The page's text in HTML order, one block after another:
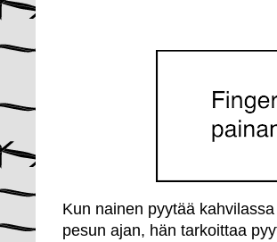
Kun nainen pyytää
pesun ajan, hän tarkoittaa